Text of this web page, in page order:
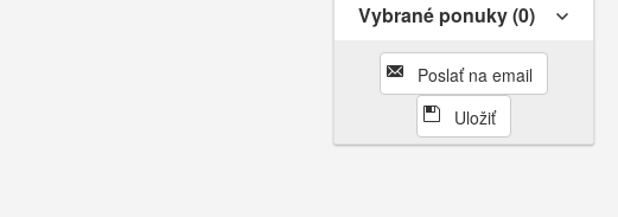
Vybrané ponuky 0
Poslať na email
Uložiť